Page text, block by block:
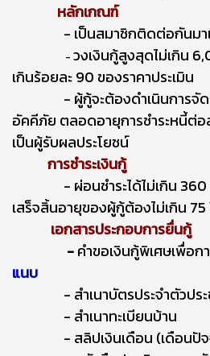
หลักเกณฑ์
- เป็นสมาชิกติดต่อกันมาแล้
-วงเงินกู้สูงสุดไม่เกิน
เกินร้อยละ 90 ของราคาประเมิน
- ผู้กู้จะต้องดำเนินการจัดท
อัคคีภัย ตลอดอายุการชำระหนี้ต่
เป็นผู้รับผลประโยชน์
การชำระเงินกู้
- ผ่อนชำระได้ไม่เกิน 360
เสร็จสิ้นอายุของผู้กู้ต้องไม่เกิน
เอกสารประกอบการยื่นกู้
-คำขอเงินกู้พิเศษเพื่อก
แนบ
- สำเนาบัตรประจำตัวประ
- สำเนาทะเบียนบ้าน
- สลิปเงินเดือน (เดือนปัจ